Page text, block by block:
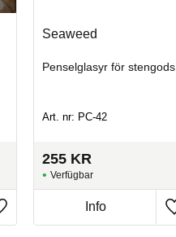
Seaweed
Penselglasyr för stengods
Art. nr: PC-42
255 KR